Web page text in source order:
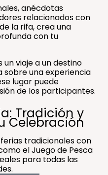
anécdotas
relacionados con
la rifa, crea una
con tu
un viaje a un destino
sobre una experiencia
lugar puede
de los participantes.
Tradición y
Celebración
tradicionales con
el Juego de Pesca
para todas las